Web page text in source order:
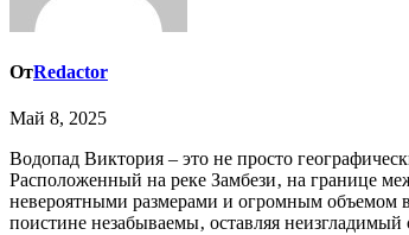
ОтRedactor
Май 8, 2025
Водопад Виктория – это не просто географический объект‚ а воплощение первозданной силы природы‚ зрелище‚ захватывающее дух и повергающее в трепет каждого‚ кто его увидит.
Расположенный на реке Замбези‚ на границе
невероятными размерами и огромным объемом
поистине незабываемы‚ оставляя неизгладимый